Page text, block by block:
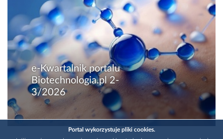
e-Kwartalnik portalu
Biotechnologia.pl 2-
3/2026
Portal wykorzystuje pliki cookies.